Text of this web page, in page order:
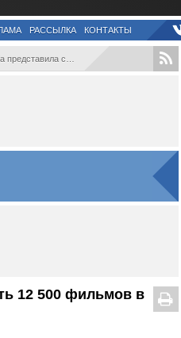
РАССЫЛКА КОНТАКТЫ
самый ёмкий SSD в мир...
12 500 фильмов в